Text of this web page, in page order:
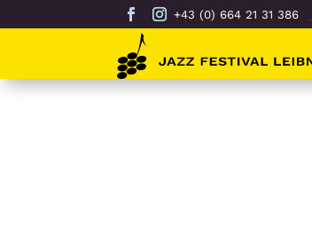
+43 (0) 664 21 31 386